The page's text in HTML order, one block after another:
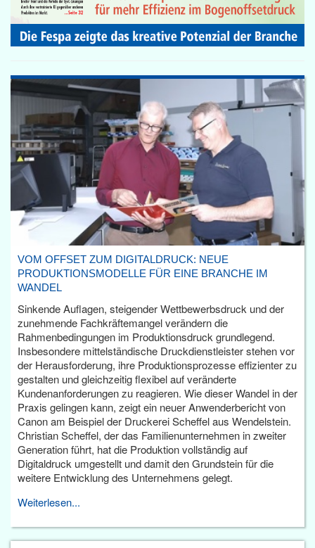
VOM OFFSET ZUM DIGITALDRUCK: NEUE
PRODUKTIONSMODELLE FÜR EINE BRANCHE IM
WANDEL
Sinkende Auflagen, steigender Wettbewerbsdruck und der
zunehmende Fachkräftemangel verändern die
Rahmenbedingungen im Produktionsdruck grundlegend.
Insbesondere mittelständische Druckdienstleister stehen vor
der Herausforderung, ihre Produktionsprozesse effizienter zu
gestalten und gleichzeitig flexibel auf veränderte
Kundenanforderungen zu reagieren. Wie dieser Wandel in der
Praxis gelingen kann, zeigt ein neuer Anwenderbericht von
Canon am Beispiel der Druckerei Scheffel aus Wendelstein.
Christian Scheffel, der das Familienunternehmen in zweiter
Generation führt, hat die Produktion vollständig auf
Digitaldruck umgestellt und damit den Grundstein für die
weitere Entwicklung des Unternehmens gelegt.
Weiterlesen...